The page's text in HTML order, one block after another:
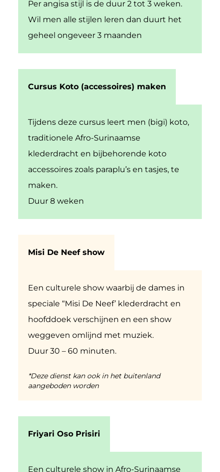
Per angisa stijl is de duur 2 tot 3 weken.
Wil men alle stijlen leren dan duurt het
geheel ongeveer 3 maanden
Cursus Koto (accessoires) maken
Tijdens deze cursus leert men (bigi) koto,
traditionele Afro-Surinaamse
klederdracht en bijbehorende koto
accessoires zoals paraplu’s en tasjes, te
maken.
Duur 8 weken
Misi De Neef show
Een culturele show waarbij de dames in
speciale “Misi De Neef’ klederdracht en
hoofddoek verschijnen en een show
weggeven omlijnd met muziek.
Duur 30 – 60 minuten.
*Deze dienst kan ook in het buitenland
aangeboden worden
Friyari Oso Prisiri
Een culturele show in Afro-Surinaamse